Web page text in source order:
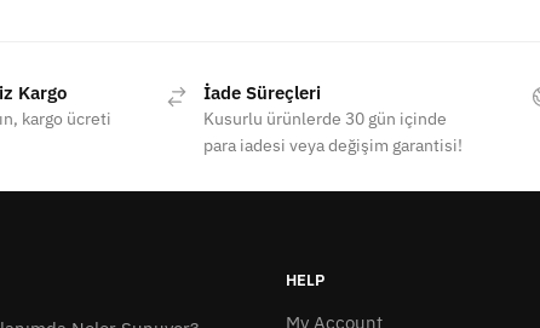
Kargo
kargo ücreti
İade Süreçleri
Kusurlu ürünlerde 30 gün içinde
para iadesi veya değişim garantisi!
HELP
My Account